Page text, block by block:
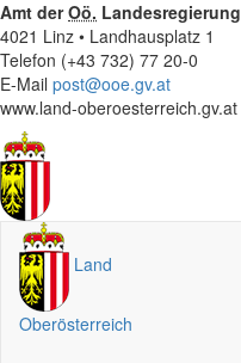
Amt derOö. Landesregierung
4021 Linz • Landhausplatz 1
Telefon (+43 732) 77 20-0
E-Mail post@ooe.gv.at
www.land-oberoesterreich.gv.at
Land
Oberösterreich